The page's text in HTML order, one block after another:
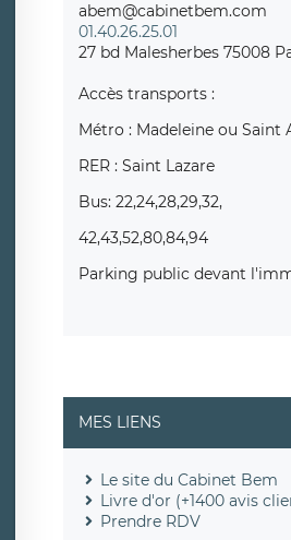
abem@cabinetbem.com
01.40.26.25.01
27 bd Malesherbes 75008
Accès transports :
Métro : Madeleine ou Saint
RER : Saint Lazare
Bus: 22,24,28,29,32,
42,43,52,80,84,94
Parking public devant
MES LIENS
Le site du Cabinet Bem
Livre d'or (+1400 avis
Prendre RDV